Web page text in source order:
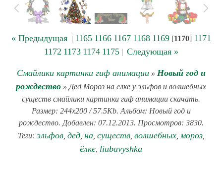
« Предыдущая| 1165 1166 1167 1168 1169[1170] 1171
1172 1173 1174 1175| Следующая »
Смайлики картинки гиф анимации» Новый год и
рождество » Дед Мороз на елке у эльфов и волшебных
существ смайлики картинки гиф анимации скачать.
Размер: 244x200 / 57.5Kb. Альбом: Новый год и
рождество. Добавлен: 07.12.2013. Просмотров: 3830.
Теги: эльфов, дед, на, существ, волшебных, мороз,
ёлке liubavyshka